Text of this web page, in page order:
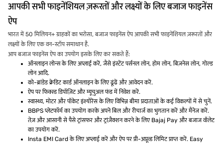
आपकी सभी फाइनेंशियल ज़रूरतों और लक्ष्यों के लिए बजाज फाइनेंस
ऐप
भारत में 50 मिलियन+ ग्राहकों का भरोसा, बजाज फाइनेंस ऐप आपकी सभी फाइनेंशियल ज़रूरतों और
लक्ष्यों के लिए एक वन-स्टॉप समाधान है.
आप बजाज फाइनेंस ऐप का उपयोग इसके लिए कर सकते हैं:
ऑनलाइन लोन्स के लिए अप्लाई करें, जैसे इंस्टेंट पर्सनल लोन, होम लोन, बिज़नेस लोन, गोल्ड
लोन आदि.
को-ब्रांडेड क्रेडिट कार्ड ऑनलाइन के लिए ढूंढें और आवेदन करें.
ऐप पर फिक्स्ड डिपॉज़िट और म्यूचुअल फंड में निवेश करें.
स्वास्थ्य, मोटर और पॉकेट इंश्योरेंस के लिए विभिन्न बीमा प्रदाताओं के कई विकल्पों में से चुनें.
BBPS प्लेटफॉर्म का उपयोग करके अपने बिल और रीचार्ज का भुगतान करें और मैनेज करें.
तेज़ और आसानी से पैसे ट्रांसफर और ट्रांज़ैक्शन करने के लिए Bajaj Pay और बजाज वॉलेट
का उपयोग करें.
Insta EMI Card के लिए अप्लाई करें और ऐप पर प्री-अप्रूव्ड लिमिट प्राप्त करें. Easy